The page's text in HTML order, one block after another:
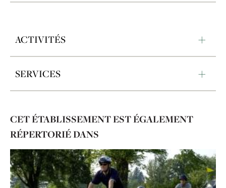
ACTIVITÉS
SERVICES
CET ÉTABLISSEMENT EST ÉGALEMENT
RÉPERTORIÉ DANS